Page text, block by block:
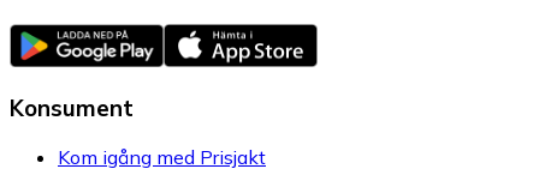
Konsument
Kom igång med Prisjakt